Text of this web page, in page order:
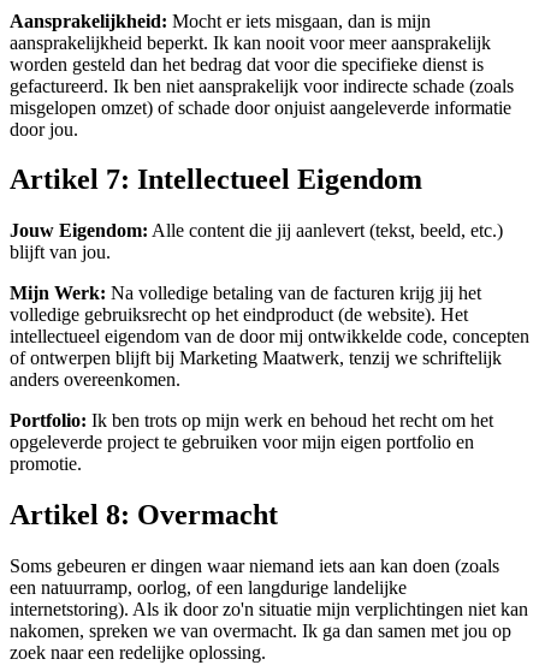
Aansprakelijkheid: Mocht er iets misgaan, dan is mijn
aansprakelijkheid beperkt. Ik kan nooit voor meer aansprakelijk
worden gesteld dan het bedrag dat voor die specifieke dienst is
gefactureerd. Ik ben niet aansprakelijk voor indirecte schade (zoals
misgelopen omzet) of schade door onjuist aangeleverde informatie
door jou.
Artikel 7: Intellectueel Eigendom
Jouw Eigendom: Alle content die jij aanlevert (tekst, beeld, etc.)
blijft van jou.
Mijn Werk: Na volledige betaling van de facturen krijg jij het
volledige gebruiksrecht op het eindproduct (de website). Het
intellectueel eigendom van de door mij ontwikkelde code, concepten
of ontwerpen blijft bij Marketing Maatwerk, tenzij we schriftelijk
anders overeenkomen.
Portfolio: Ik ben trots op mijn werk en behoud het recht om het
opgeleverde project te gebruiken voor mijn eigen portfolio en
promotie.
Artikel 8: Overmacht
Soms gebeuren er dingen waar niemand iets aan kan doen (zoals
een natuurramp, oorlog, of een langdurige landelijke
internetstoring). Als ik door zo'n situatie mijn verplichtingen niet kan
nakomen, spreken we van overmacht. Ik ga dan samen met jou op
zoek naar een redelijke oplossing.